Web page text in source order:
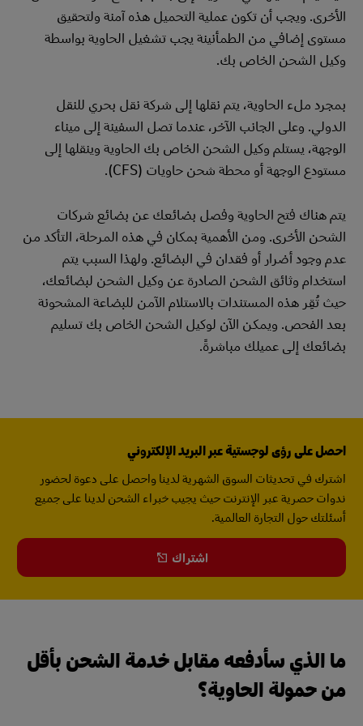
الأخرى. ويجب أن تكون عملية التحميل هذه آمنة ولتحقيق
مستوى إضافي من الطمأنينة يجب تشغيل الحاوية بواسطة
وكيل الشحن الخاص بك.
بمجرد ملء الحاوية، يتم نقلها إلى شركة نقل بحري للنقل
الدولي. وعلى الجانب الآخر، عندما تصل السفينة إلى ميناء
الوجهة، يستلم وكيل الشحن الخاص بك الحاوية وينقلها إلى
مستودع الوجهة أو محطة شحن حاويات (CFS).
يتم هناك فتح الحاوية وفصل بضائعك عن بضائع شركات
الشحن الأخرى. ومن الأهمية بمكان في هذه المرحلة، التأكد من
عدم وجود أضرار أو فقدان في البضائع. ولهذا السبب يتم
استخدام وثائق الشحن الصادرة عن وكيل الشحن لبضائعك،
حيث تُقِر هذه المستندات بالاستلام الآمن للبضاعة المشحونة
بعد الفحص. ويمكن الآن لوكيل الشحن الخاص بك تسليم
بضائعك إلى عميلك مباشرةً.
احصل على رؤى لوجستية عبر البريد الإلكتروني
اشترك في تحديثات السوق الشهرية لدينا واحصل على دعوة لحضور
ندوات حصرية عبر الإنترنت حيث يجيب خبراء الشحن لدينا على جميع
أسئلتك حول التجارة العالمية.
اشتراك
ما الذي سأدفعه مقابل خدمة الشحن بأقل
من حمولة الحاوية؟